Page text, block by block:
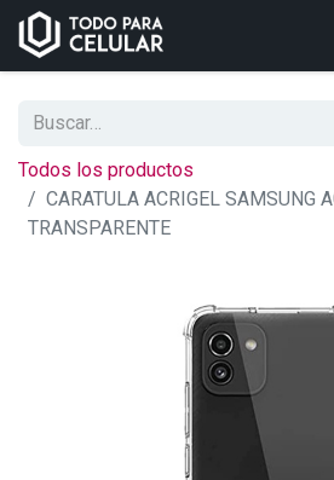
Todos los productos
CARATULA ACRIGEL SAMSUNG
TRANSPARENTE